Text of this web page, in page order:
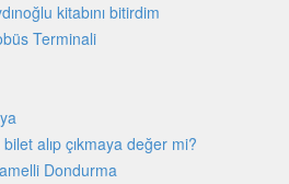
kitabını bitirdim
Terminali
bilet alıp çıkmaya değer mi?
Dondurma